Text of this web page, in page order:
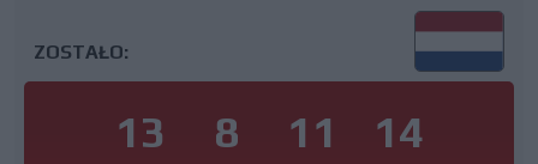
ZOSTAŁO:
13 8 11 13